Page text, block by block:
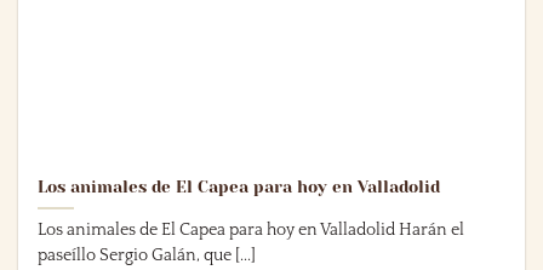
Los animales de El Capea para hoy en Valladolid
Los animales de El Capea para hoy en Valladolid Harán el
paseíllo Sergio Galán, que [...]